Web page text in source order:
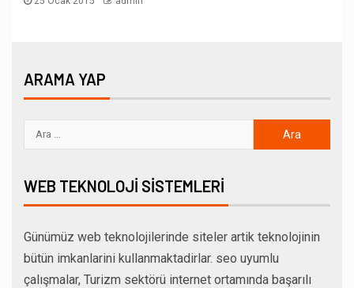
ARAMA YAP
WEB TEKNOLOJI SISTEMLERI
Günümüz web teknolojilerinde siteler artik teknolojinin
bütün imkanlarini kullanmaktadirlar. seo uyumlu
çalışmalar, Turizm sektörü internet ortamında başarılı